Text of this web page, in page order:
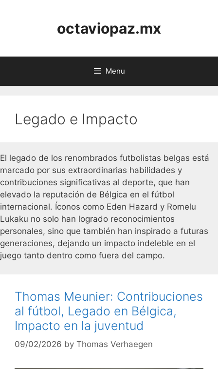
octaviopaz.mx
Menu
Legado e Impacto
El legado de los renombrados futbolistas belgas está
marcado por sus extraordinarias habilidades y
contribuciones significativas al deporte, que han
elevado la reputación de Bélgica en el fútbol
internacional. Íconos como Eden Hazard y Romelu
Lukaku no solo han logrado reconocimientos
personales, sino que también han inspirado a futuras
generaciones, dejando un impacto indeleble en el
juego tanto dentro como fuera del campo.
Thomas Meunier: Contribuciones
al fútbol, Legado en Bélgica,
Impacto en la juventud
09/02/2026 by Thomas Verhaegen